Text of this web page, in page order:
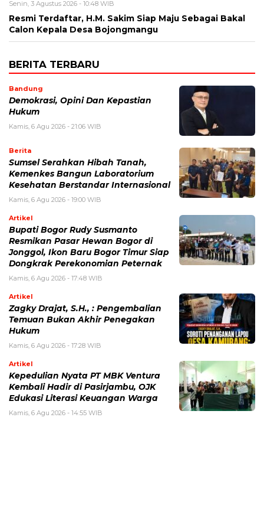
Senin, 3 Agustus 2026 - 10:48 WIB
Resmi Terdaftar, H.M. Sakim Siap Maju Sebagai Bakal
Calon Kepala Desa Bojongmangu
BERITA TERBARU
Bandung
Demokrasi, Opini Dan Kepastian
Hukum
Kamis, 6 Agu 2026 - 21:06 WIB
Berita
Sumsel Serahkan Hibah Tanah,
Kemenkes Bangun Laboratorium
Kesehatan Berstandar Internasional
Kamis, 6 Agu 2026 - 19:00 WIB
Artikel
Bupati Bogor Rudy Susmanto
Resmikan Pasar Hewan Bogor di
Jonggol, Ikon Baru Bogor Timur Siap
Dongkrak Perekonomian Peternak
Kamis, 6 Agu 2026 - 17:48 WIB
Artikel
Zagky Drajat, S.H., : Pengembalian
Temuan Bukan Akhir Penegakan
Hukum
Kamis, 6 Agu 2026 - 17:28 WIB
Artikel
Kepedulian Nyata PT MBK Ventura
Kembali Hadir di Pasirjambu, OJK
Edukasi Literasi Keuangan Warga
Kamis, 6 Agu 2026 - 14:55 WIB